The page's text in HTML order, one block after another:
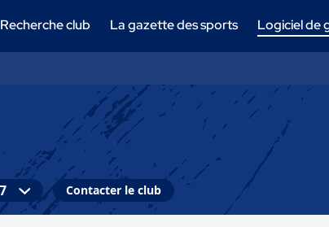
Recherche club La gazette des sports Logiciel de
Contacter le club